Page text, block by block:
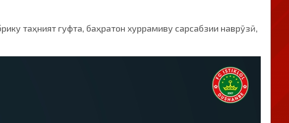
таҳният гуфта, баҳратон хуррамиву сарсабзии наврӯзӣ,